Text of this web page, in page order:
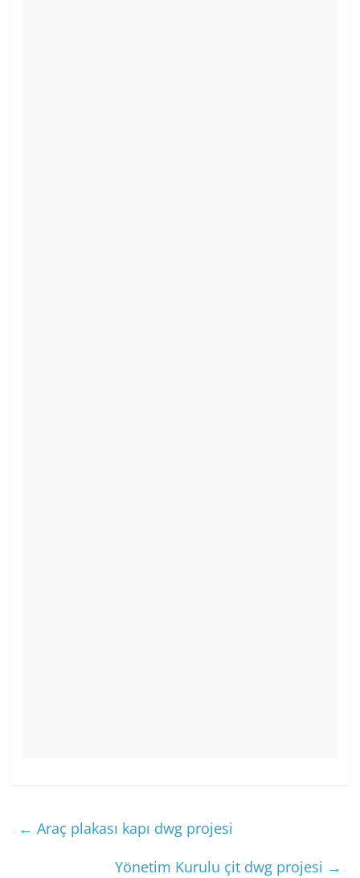
← Araç plakası kapı dwg projesi
Yönetim Kurulu çit dwg projesi →